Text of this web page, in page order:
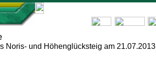
Noris- und Höhenglücksteig am 21.07.2013